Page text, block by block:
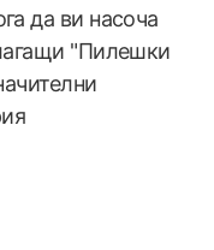
да ви насоча
"Пилешки